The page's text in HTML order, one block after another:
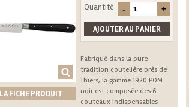
FICHE PRODUIT
Quantité
Fabriqué dans la pure
tradition coutelière près de
Thiers, la gamme 1920 POM
noir est composée des 6
couteaux indispensables